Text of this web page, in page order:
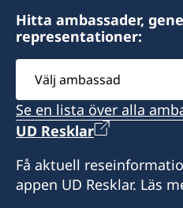
Hitta ambassader,
representationer:
Välj
ambassad
Se en lista över alla
UD Resklar
Få aktuell
appen UD Resklar. Läs